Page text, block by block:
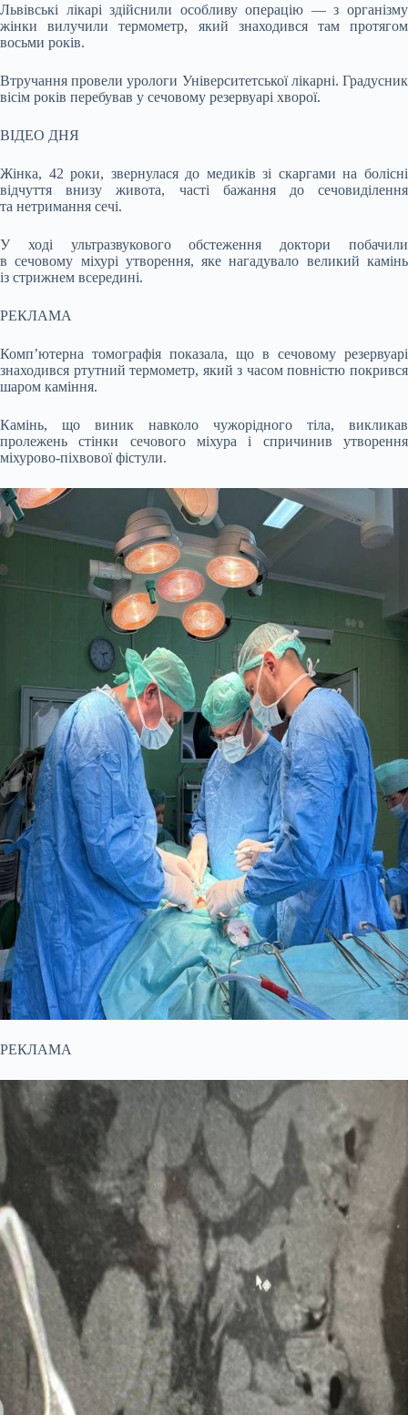
Львівські лікарі здійснили особливу операцію — з організму
жінки вилучили термометр, який знаходився там протягом
восьми років.
Втручання провели урологи Університетської лікарні. Градусник
вісім років перебував у сечовому резервуарі хворої.
ВІДЕО ДНЯ
Жінка, 42 роки, звернулася до медиків зі скаргами на болісні
відчуття внизу живота, часті бажання до сечовиділення
та нетримання сечі.
У ході ультразвукового обстеження доктори побачили
в сечовому міхурі утворення, яке нагадувало великий камінь
із стрижнем всередині.
РЕКЛАМА
Комп’ютерна томографія показала, що в сечовому резервуарі
знаходився ртутний термометр, який з часом повністю покрився
шаром каміння.
Камінь, що виник навколо чужорідного тіла, викликав
пролежень стінки сечового міхура і спричинив утворення
міхурово-піхвової фістули.
РЕКЛАМА